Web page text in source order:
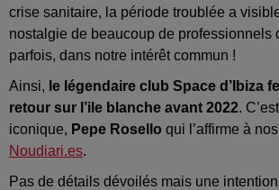
crise sanitaire, la période troublée a
nostalgie de beaucoup de professionnels
parfois, dans notre intérêt commun !
Ainsi, le légendaire club Space d’Ibiza
retour sur l’ile blanche avant 2022.
iconique, Pepe Rosello qui l’affirme à
Noudiari.es.
Pas de détails dévoilés mais une